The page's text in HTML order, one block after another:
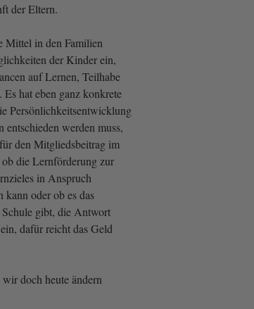
der Eltern.
Mittel in den Familien
der Kinder ein,
auf Lernen, Teilhabe
hat eben ganz konkrete
Persönlichkeitsentwicklung
werden muss,
den Mitgliedsbeitrag im
die Lernförderung zur
in Anspruch
kann oder ob es das
gibt, die Antwort
dafür reicht das Geld
doch heute ändern